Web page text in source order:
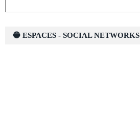
🔵 ESPACES - SOCIAL NETWORKS